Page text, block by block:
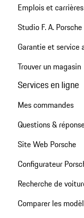
Emplois et carrières
Studio F. A. Porsche
Garantie et service
Trouver un magasin
Services en ligne
Mes commandes
Questions &
Site Web Porsche
Configurateur
Recherche de
Comparer les